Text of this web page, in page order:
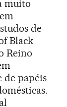
muito
de
Black
Reino
de papéis